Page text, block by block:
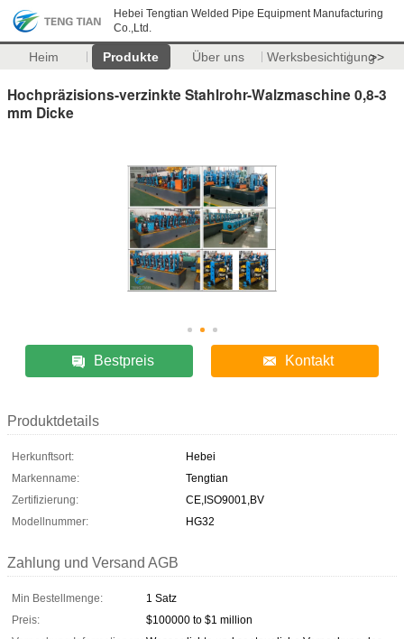
Hebei Tengtian Welded Pipe Equipment Manufacturing
Co.,Ltd.
Heim Produkte Über uns Werksbesichtigung>>
Hochpräzisions-verzinkte Stahlrohr-Walzmaschine 0,8-3
mm Dicke
Bestpreis Kontakt
Produktdetails
Herkunftsort:
Hebei
Markenname:
Tengtian
Zertifizierung:
CE,ISO9001,BV
Modellnummer:
HG32
Zahlung und Versand AGB
Min Bestellmenge:
1 Satz
Preis:
$100000 to $1 million